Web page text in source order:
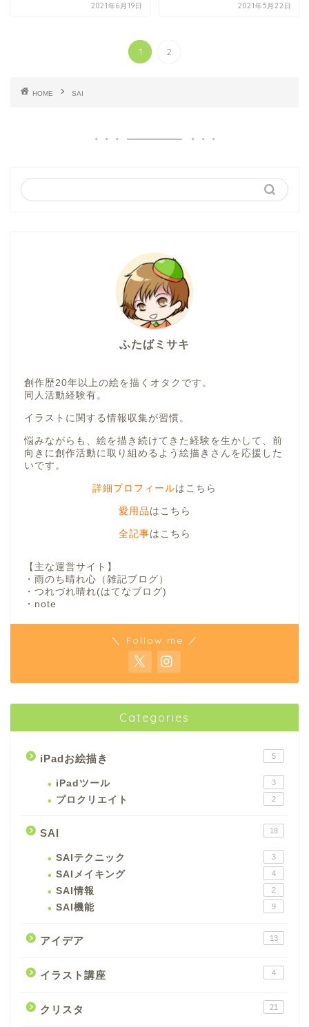
2021年6月19日 2021年5月22日
1 2
HOME SAI
ふたばミサキ
創作歴20年以上の絵を描くオタクです。
同人活動経験有。
イラストに関する情報収集が習慣。
悩みながらも、絵を描き続けてきた経験を生かして、前
向きに創作活動に取り組めるよう絵描きさんを応援した
いです。
詳細プロフィールはこちら
愛用品 はこちら
全記事はこちら
【主な運営サイト】
・雨のち晴れ心（雑記ブログ）
・つれづれ晴れ(はてなブログ)
・note
＼ Follow me ／
Categories
iPadお絵描き 5
iPadツール 3
プロクリエイト 2
SAI 18
SAIテクニック 3
SAIメイキング 4
SAI情報 2
SAI機能 9
アイデア 13
イラスト講座 4
クリスタ 21